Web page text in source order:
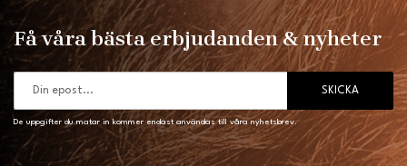
Få våra bästa erbjudanden & nyheter
SKICKA
De uppgifter du matar in kommer endast användas till våra nyhetsbrev.